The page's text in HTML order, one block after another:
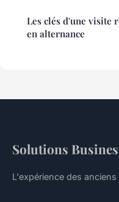
Les clés d'une visite
en alternance
Solutions
L'expérience des